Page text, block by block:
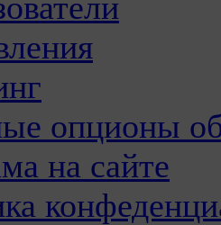
опционы
на сайте